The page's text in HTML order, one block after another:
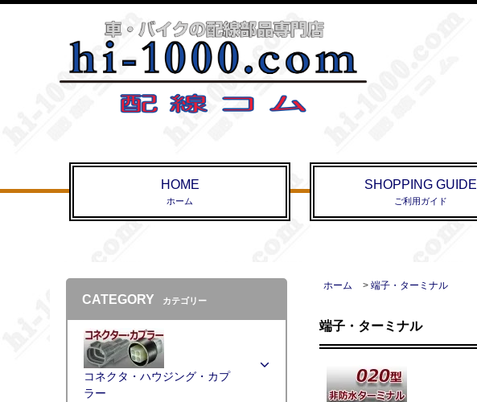
HOME
ホーム
SHOPPING GUIDE
ご利用ガイド
ホーム > 端子・ターミナル
端子・ターミナル
CATEGORY カテゴリー
コネクタ・ハウジング・カプ
ラー